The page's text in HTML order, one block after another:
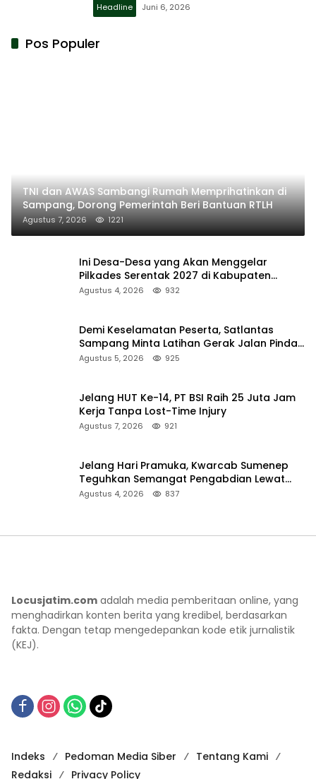
Headline Juni 6, 2026
Pos Populer
TNI dan AWAS Sambangi Rumah Memprihatinkan di
Sampang, Dorong Pemerintah Beri Bantuan RTLH
Agustus 7, 2026 1221
Ini Desa-Desa yang Akan Menggelar
Pilkades Serentak 2027 di Kabupaten
Sumenep
Agustus 4, 2026 932
Demi Keselamatan Peserta, Satlantas
Sampang Minta Latihan Gerak Jalan Pindah
ke Lokasi Aman
Agustus 5, 2026 925
Jelang HUT Ke-14, PT BSI Raih 25 Juta Jam
Kerja Tanpa Lost-Time Injury
Agustus 7, 2026 921
Jelang Hari Pramuka, Kwarcab Sumenep
Teguhkan Semangat Pengabdian Lewat
Ziarah Pahlawan
Agustus 4, 2026 837
Locusjatim.com adalah media pemberitaan online, yang
menghadirkan konten berita yang kredibel, berdasarkan
fakta. Dengan tetap mengedepankan kode etik jurnalistik
(KEJ).
Indeks Pedoman Media Siber
Tentang Kami
Redaksi
Privacy Policy